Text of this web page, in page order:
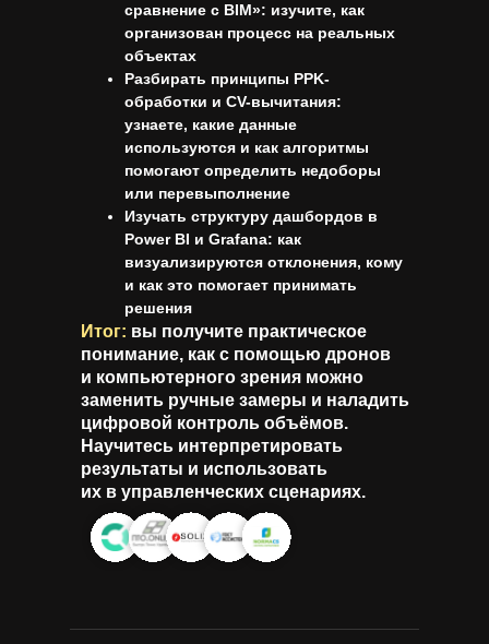
сравнение с BIM»: изучите, как
организован процесс на реальных
объектах
Разбирать принципы PPK-
обработки и CV-вычитания:
узнаете, какие данные
используются и как алгоритмы
помогают определить недоборы
или перевыполнение
Изучать структуру дашбордов в
Power BI и Grafana: как
визуализируются отклонения, кому
и как это помогает принимать
решения
Итог: вы получите практическое
понимание, как с помощью дронов
и компьютерного зрения можно
заменить ручные замеры и наладить
цифровой контроль объёмов.
Научитесь интерпретировать
результаты и использовать
их в управленческих сценариях.